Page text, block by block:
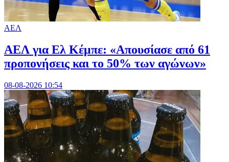
ΑΕΛ
ΑΕΛ για Ελ Κέμπε: «Απουσίασε από 61
προπονήσεις και το 50% των αγώνων»
08-08-2026 10:54